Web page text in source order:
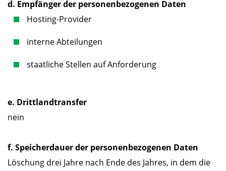
d. Empfänger der personenbezogenen Daten
Hosting-Provider
interne Abteilungen
staatliche Stellen auf Anforderung
e. Drittlandtransfer
nein
f. Speicherdauer der personenbezogenen Daten
Löschung drei Jahre nach Ende des Jahres, in dem die